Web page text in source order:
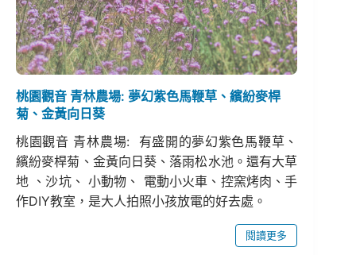
桃園觀音 青林農場: 夢幻紫色馬鞭草、繽紛麥桿
菊、金黃向日葵
桃園觀音 青林農場: 有盛開的夢幻紫色馬鞭草、
繽紛麥桿菊、金黃向日葵、落雨松水池。還有大草
地 、沙坑、 小動物、 電動小火車、控窯烤肉、手
作DIY教室，是大人拍照小孩放電的好去處。
閱讀更多